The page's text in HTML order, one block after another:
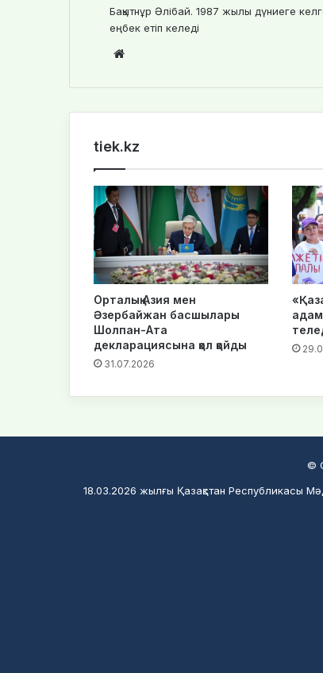
Бақытнұр Әлібай. 1987 жылы дүниеге
еңбек етіп келеді
te
tiek.kz
Орталық Азия мен
Әзербайжан басшылары
Шолпан-Ата
декларациясына қол қойды
31.07.2026
©
18.03.2026 жылғы Қазақстан Республикасы